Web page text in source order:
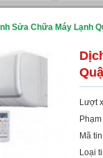
Sửa Chữa Máy Lạnh
Lượt
Phạm
Mã tin
Loại